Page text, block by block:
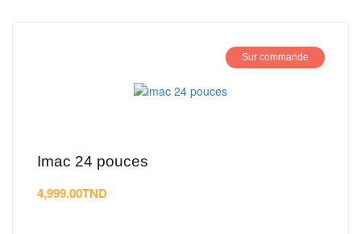
imac 24 pouces
4,999.00TND
Sur commande